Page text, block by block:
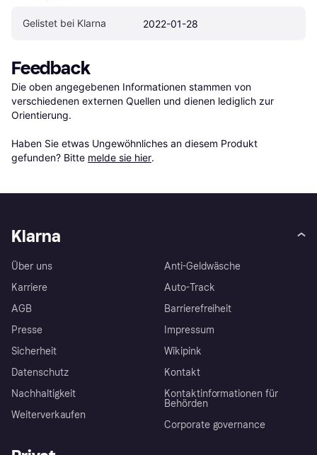
Gelistet bei Klarna 2022-01-28
Feedback
Die oben angegebenen Informationen stammen von
verschiedenen externen Quellen und dienen lediglich zur
Orientierung.
Haben Sie etwas Ungewöhnliches an diesem Produkt
gefunden? Bitte melde sie hier.
Klarna
Über uns
Karriere
AGB
Presse
Sicherheit
Datenschutz
Nachhaltigkeit
Weiterverkaufen
Anti-Geldwäsche
Auto-Track
Barrierefreiheit
Impressum
Wikipink
Kontakt
Kontaktinformationen für
Behörden
Corporate governance